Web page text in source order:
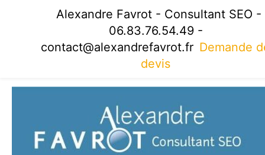
Alexandre Favrot - Consultant SEO -
06.83.76.54.49 -
contact@alexandrefavrot.fr Demande
devis